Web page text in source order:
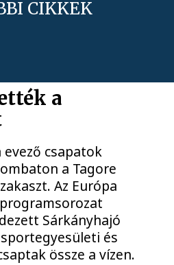
CIKKEK
a
csapatok
a Tagore
Az Európa
Sárkányhajó
és
össze a vízen.